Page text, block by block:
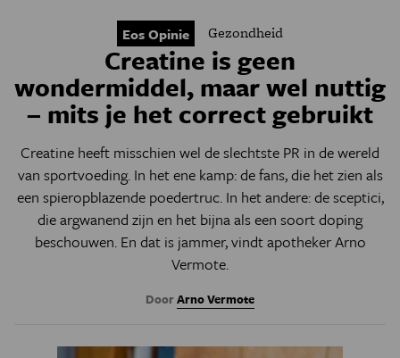
Eos Opinie Gezondheid
Creatine is geen
wondermiddel, maar wel nuttig
– mits je het correct gebruikt
Creatine heeft misschien wel de slechtste PR in de wereld
van sportvoeding. In het ene kamp: de fans, die het zien als
een spieropblazende poedertruc. In het andere: de sceptici,
die argwanend zijn en het bijna als een soort doping
beschouwen. En dat is jammer, vindtapothekerArno
Vermote.
DoorArno Vermote